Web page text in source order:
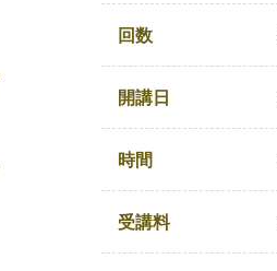
回数
開講日
時間
受講料